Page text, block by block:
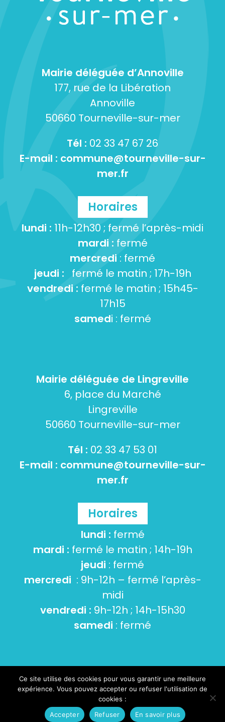
Mairie déléguée d’Annoville
177, rue de la Libération
Annoville
50660 Tourneville-sur-mer
Tél : 02 33 47 67 26
E-mail : commune@tourneville-sur-
mer.fr
Horaires
lundi : 11h-12h30 ; fermé l’après-midi
mardi : fermé
mercredi : fermé
jeudi : fermé le matin ; 17h-19h
vendredi : fermé le matin ; 15h45-
17h15
samedi : fermé
Mairie déléguée de Lingreville
6, place du Marché
Lingreville
50660 Tourneville-sur-mer
Tél : 02 33 47 53 01
E-mail : commune@tourneville-sur-
mer.fr
Horaires
lundi : fermé
mardi : fermé le matin ; 14h-19h
jeudi : fermé
mercredi : 9h-12h – fermé l’après-
midi
vendredi : 9h-12h ; 14h-15h30
samedi : fermé
© 2026 Tourneville-sur-mer - Mentions Légales-
Cookies et données personnelles
Nicolas Evariste Communication
Ce site utilise des cookies pour vous garantir une meilleure
expérience. Vous pouvez accepter ou refuser l'utilisation de
cookies :
Accepter
Refuser En savoir plus